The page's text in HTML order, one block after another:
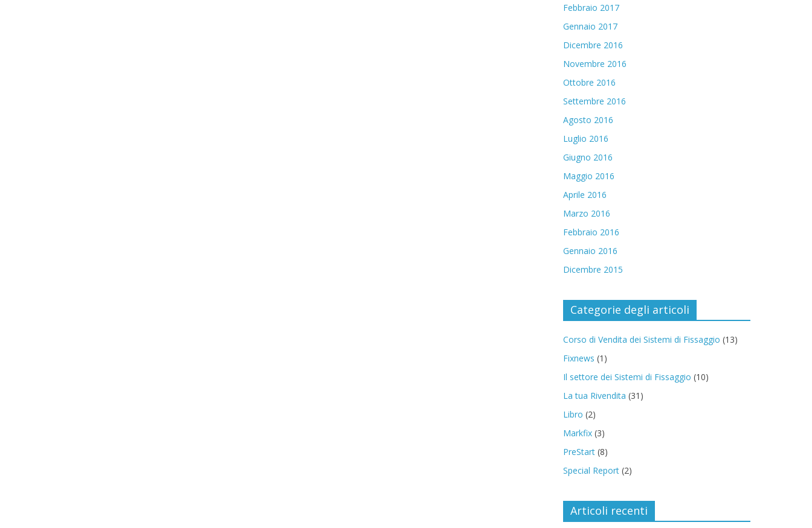
Febbraio 2017
Gennaio 2017
Dicembre 2016
Novembre 2016
Ottobre 2016
Settembre 2016
Agosto 2016
Luglio 2016
Giugno 2016
Maggio 2016
Aprile 2016
Marzo 2016
Febbraio 2016
Gennaio 2016
Dicembre 2015
Categorie degli articoli
Corso di Vendita dei Sistemi di Fissaggio (13)
Fixnews (1)
Il settore dei Sistemi di Fissaggio (10)
La tua Rivendita (31)
Libro (2)
Markfix (3)
PreStart (8)
Special Report (2)
Articoli recenti